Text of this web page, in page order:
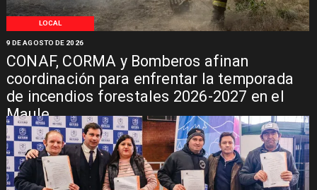
LOCAL
CONAF, CORMA y Bomberos afinan
coordinación para enfrentar la temporada
de incendios forestales 2026-2027 en el
Maule
9 DE AGOSTO DE 2026